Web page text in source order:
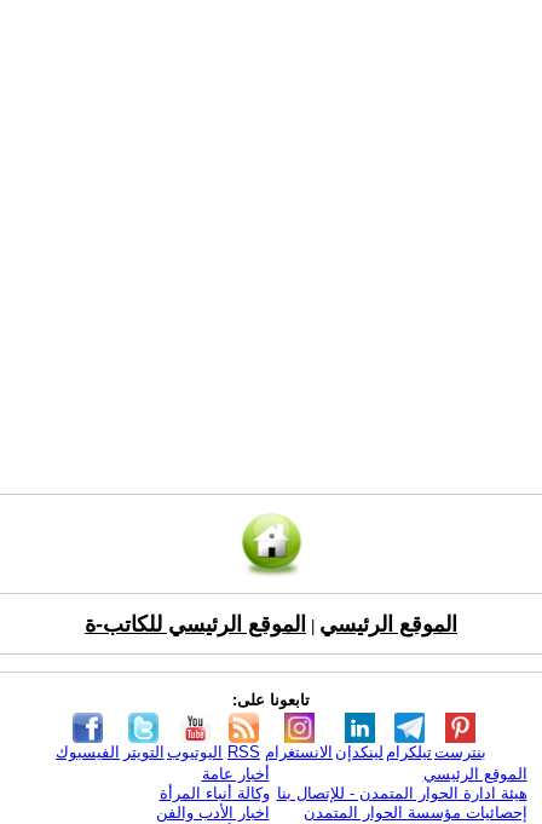
الموقع الرئيسي الموقع الرئيسي للكاتب-ة
تابعونا على:
الفيسبوك التويتر اليوتيوب RSS الانستغرام لينكدإن تيلكرامبنترست
الموقع الرئيسي
هيئة ادارة الحوار المتمدن - للإتصال بنا
إحصائيات مؤسسة الحوار المتمدن
أخبار عامة
وكالة أنباء المرأة
اخبار الأدب والفن